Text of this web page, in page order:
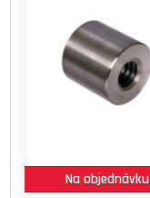
Na objednávku